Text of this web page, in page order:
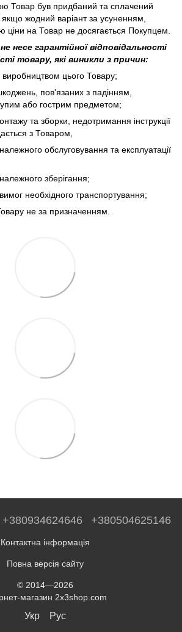
Товар був придбаний та сплачений
якщо жодний варіант за усуненням,
ціни на Товар не досягається Покупцем.
несе гарантійної відповідальності
товару, які виникли з причин:
цього Товару;
пов'язаних з падінням,
або гострим предметом;
та зборки, недотримання інструкції
з Товаром,
обслуговування та експлуатації
зберігання;
необхідного транспортування;
не за призначенням.
+380934624646 +380504625146
Контактна інформація
Повна версія сайту
© 2014—2026
магазин 2x3shop.com
Укр Рус